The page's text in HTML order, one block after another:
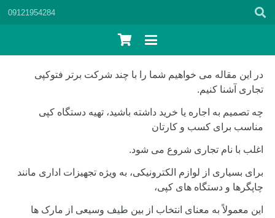
در این مقاله می خواهیم شما را با چند شرکت برتر فتوکپی
تجاری آشنا کنیم.
چه تصمیم به اجاره یا خرید داشته باشید، تهیه دستگاه کپی
مناسب برای کسب و کارتان
اغلب با نام تجاری شروع می شود.
برای بسیاری از لوازم الکترونیکی، به ویژه تجهیزات اداری مانند
چاپگرها و دستگاه های کپی،
این معمولاً به معنای انتخاب از بین طیف وسیعی از مارک ها